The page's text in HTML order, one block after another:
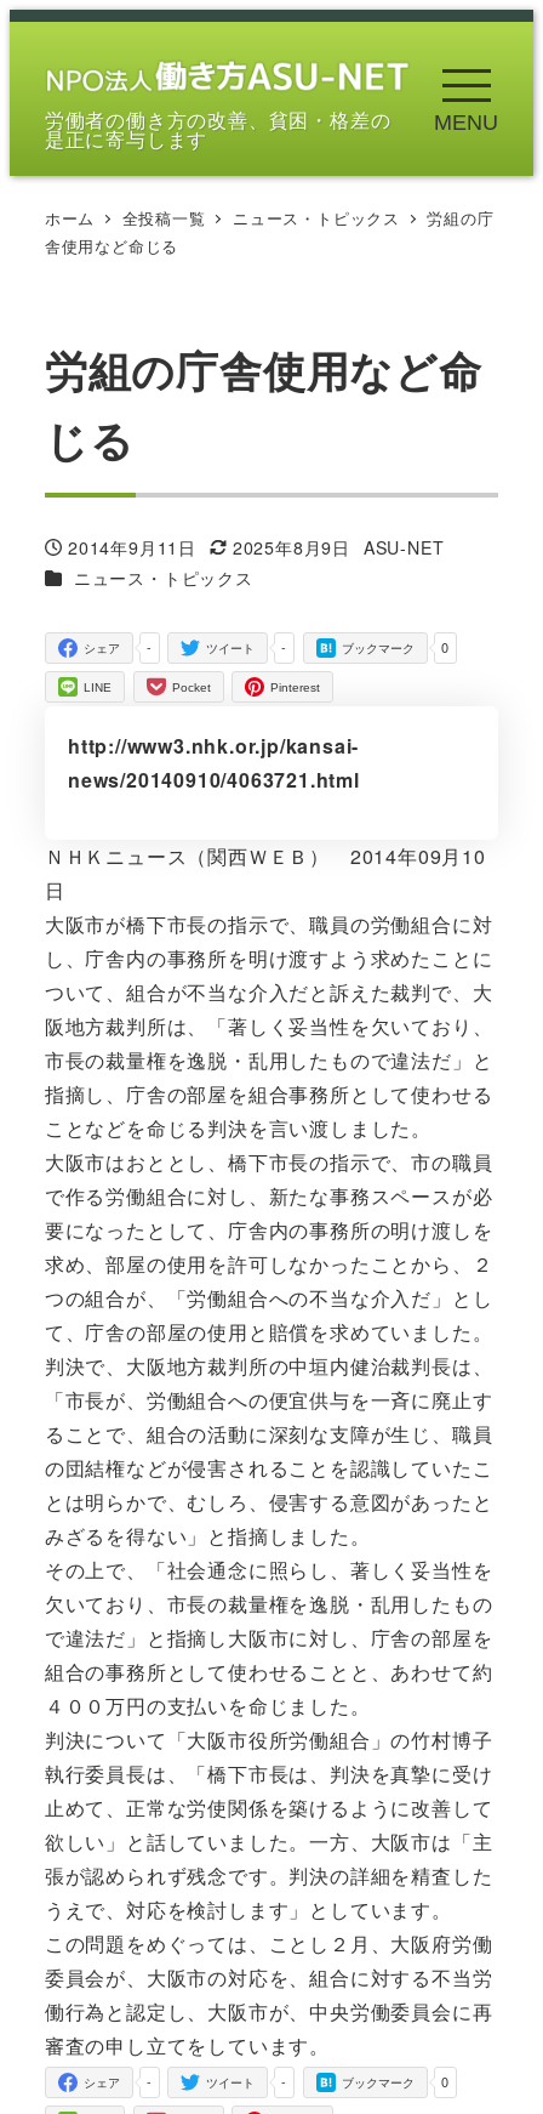
メ
労働者の働き方の改善、貧困・格差の
是正に寄与します
MENU
ホーム 全投稿一覧 ニュース・トピックス
労組の庁
舎使用など命じる
労組の庁舎使用など命
じる
投稿日
2014年9月11日
更新日
2025年8月9日
著
ASU-NET
カテゴリー
ニュース・トピックス
-
シェア -
ツイート 0
ブックマーク
LINE Pocket Pinterest
http://www3.nhk.or.jp/kansai-
news/20140910/4063721.html
ＮＨＫニュース（関西ＷＥＢ） 2014年09月10
日
大阪市が橋下市長の指示で、職員の労働組合に対
し、庁舎内の事務所を明け渡すよう求めたことに
ついて、組合が不当な介入だと訴えた裁判で、大
阪地方裁判所は、「著しく妥当性を欠いており、
市長の裁量権を逸脱・乱用したもので違法だ」と
指摘し、庁舎の部屋を組合事務所として使わせる
ことなどを命じる判決を言い渡しました。
大阪市はおととし、橋下市長の指示で、市の職員
で作る労働組合に対し、新たな事務スペースが必
要になったとして、庁舎内の事務所の明け渡しを
求め、部屋の使用を許可しなかったことから、２
つの組合が、「労働組合への不当な介入だ」とし
て、庁舎の部屋の使用と賠償を求めていました。
判決で、大阪地方裁判所の中垣内健治裁判長は、
「市長が、労働組合への便宜供与を一斉に廃止す
ることで、組合の活動に深刻な支障が生じ、職員
の団結権などが侵害されることを認識していたこ
とは明らかで、むしろ、侵害する意図があったと
みざるを得ない」と指摘しました。
その上で、「社会通念に照らし、著しく妥当性を
欠いており、市長の裁量権を逸脱・乱用したもの
で違法だ」と指摘し大阪市に対し、庁舎の部屋を
組合の事務所として使わせることと、あわせて約
４００万円の支払いを命じました。
判決について「大阪市役所労働組合」の竹村博子
執行委員長は、「橋下市長は、判決を真摯に受け
止めて、正常な労使関係を築けるように改善して
欲しい」と話していました。一方、大阪市は「主
張が認められず残念です。判決の詳細を精査した
うえで、対応を検討します」としています。
この問題をめぐっては、ことし２月、大阪府労働
委員会が、大阪市の対応を、組合に対する不当労
働行為と認定し、大阪市が、中央労働委員会に再
審査の申し立てをしています。
-
シェア -
ツイート 0
ブックマーク